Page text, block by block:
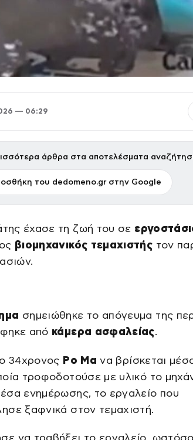
— 06:29
άρθρα στα αποτελέσματα
του dedomeno.gr στην Google
έχασε τη ζωή του σε
βιομηχανικός τεμαχιστής τον
σημειώθηκε το απόγευμα της
από κάμερα ασφαλείας.
34χρονος Ρο Μα να βρίσκεται
τροφοδοτούσε με υλικό το
ενημέρωσης, το εργαλείο που
ξαφνικά στον τεμαχιστή.